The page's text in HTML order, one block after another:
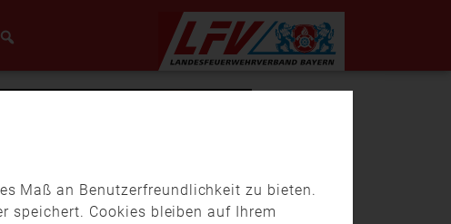
Maß an Benutzerfreundlichkeit zu bieten.
speichert. Cookies bleiben auf Ihrem